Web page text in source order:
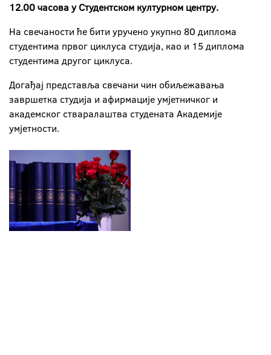
12.00 часова у Студентском културном центру.
На свечаности ће бити уручено укупно 80 диплома
студентима првог циклуса студија, као и 15 диплома
студентима другог циклуса.
Догађај представља свечани чин обиљежавања
завршетка студија и афирмације умјетничког и
академског стваралаштва студената Академије
умјетности.